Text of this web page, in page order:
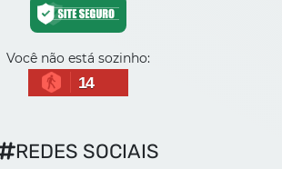
Você não está sozinho:
14
REDES SOCIAIS